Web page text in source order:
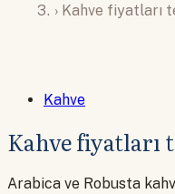
› Kahve fiyatları
Kahve
Kahve fiyatları
Arabica ve Robusta